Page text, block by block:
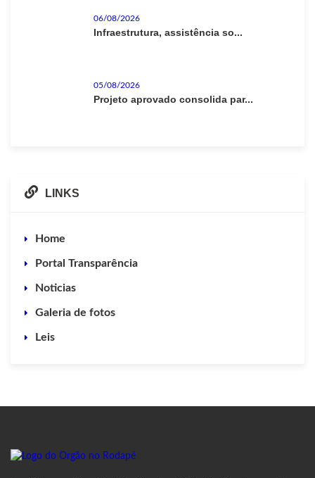
06/08/2026
Infraestrutura, assistência so...
05/08/2026
Projeto aprovado consolida par...
LINKS
Home
Portal Transparência
Noticias
Galeria de fotos
Leis